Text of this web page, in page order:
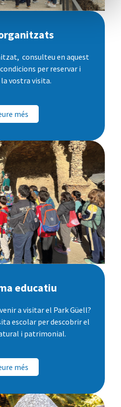
consulteu en aquest
per reservar i
vostra visita.
més
educatiu
a visitar el Park Güell?
escolar per descobrir el
i patrimonial.
més